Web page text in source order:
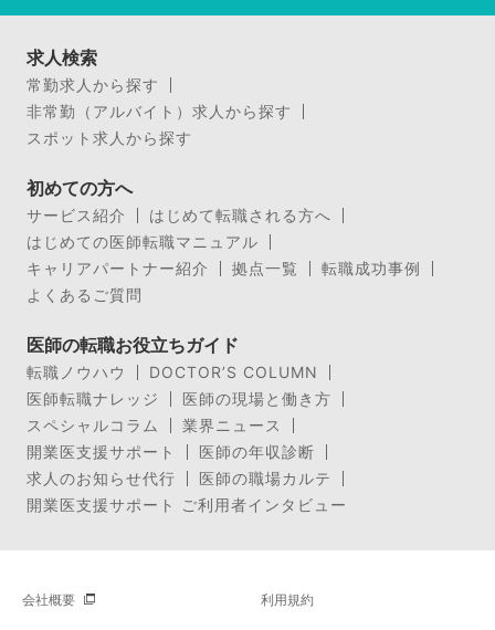
求人検索
常勤求人から探す
非常勤（アルバイト）求人から探す
スポット求人から探す
初めての方へ
サービス紹介
はじめて転職される方へ
はじめての医師転職マニュアル
キャリアパートナー紹介
拠点一覧
転職成功事例
よくあるご質問
医師の転職お役立ちガイド
転職ノウハウ
DOCTOR’S COLUMN
医師転職ナレッジ
医師の現場と働き方
スペシャルコラム
業界ニュース
開業医支援サポート
医師の年収診断
求人のお知らせ代行
医師の職場カルテ
開業医支援サポート ご利用者インタビュー
会社概要 利用規約